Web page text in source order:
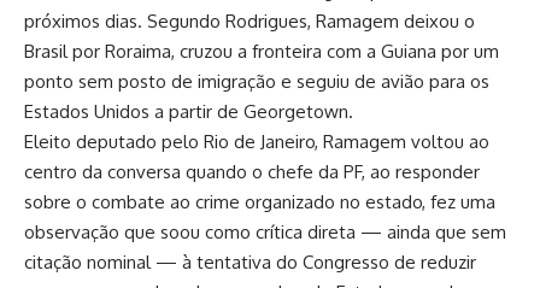
próximos dias. Segundo Rodrigues, Ramagem deixou o
Brasil por Roraima, cruzou a fronteira com a Guiana por um
ponto sem posto de imigração e seguiu de avião para os
Estados Unidos a partir de Georgetown.
Eleito deputado pelo Rio de Janeiro, Ramagem voltou ao
centro da conversa quando o chefe da PF, ao responder
sobre o combate ao crime organizado no estado, fez uma
observação que soou como crítica direta — ainda que sem
citação nominal — à tentativa do Congresso de reduzir